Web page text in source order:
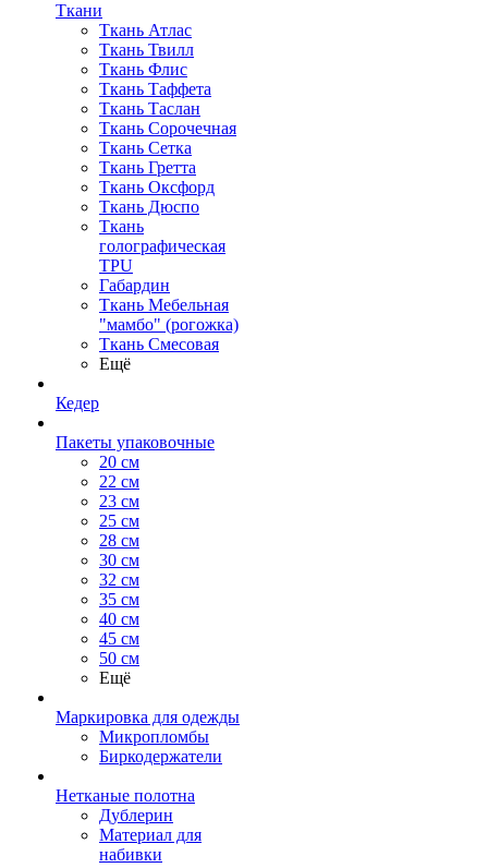
Ткани
Ткань Атлас
Ткань Твилл
Ткань Флис
Ткань Таффета
Ткань Таслан
Ткань Сорочечная
Ткань Сетка
Ткань Гретта
Ткань Оксфорд
Ткань Дюспо
Ткань
голографическая
TPU
Габардин
Ткань Мебельная
"мамбо" (рогожка)
Ткань Смесовая
Ещё
Кедер
Пакеты упаковочные
20 см
22 см
23 см
25 см
28 см
30 см
32 см
35 см
40 см
45 см
50 см
Ещё
Маркировка для одежды
Микропломбы
Биркодержатели
Нетканые полотна
Дублерин
Материал для
набивки